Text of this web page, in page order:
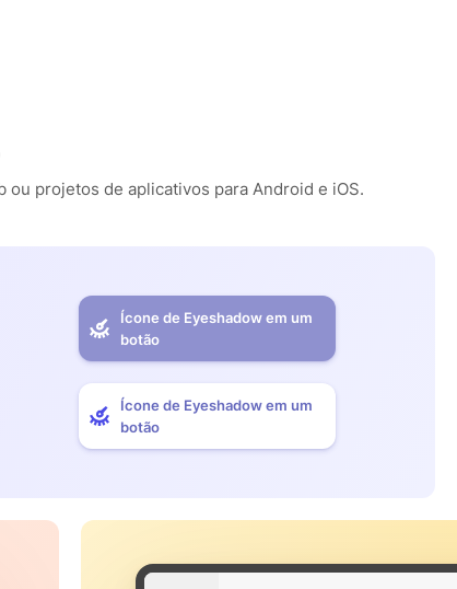
projetos de aplicativos para Android e iOS.
Ícone de Eyeshadow em um
botão
Ícone de Eyeshadow em um
botão